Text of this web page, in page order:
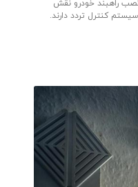
راهبند خودرو نقش
کنترل تردد دارند.